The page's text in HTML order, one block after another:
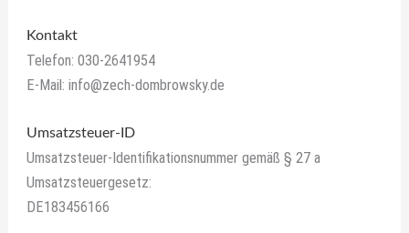
Kontakt
Telefon: 030-2641954
E-Mail: info@zech-dombrowsky.de
Umsatzsteuer-ID
Umsatzsteuer-Identifikationsnummer gemäß § 27 a
Umsatzsteuergesetz:
DE183456166